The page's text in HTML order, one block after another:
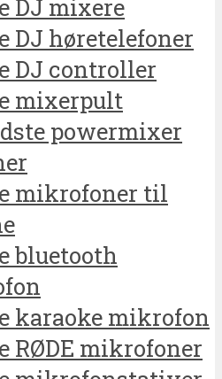
DJ mixere
DJ høretelefoner
DJ controller
mixerpult
powermixer
mikrofoner til
bluetooth
karaoke mikrofon
RØDE mikrofoner